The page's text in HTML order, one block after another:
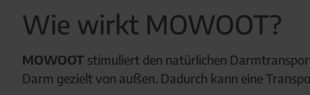
Wie wirkt MOWOOT?
MOWOOT stimuliert den natürlichen
Darm gezielt von außen. Dadurch kann eine